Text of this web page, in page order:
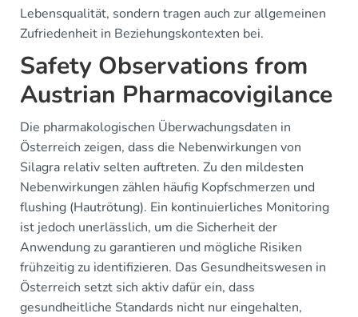
Lebensqualität, sondern tragen auch zur allgemeinen
Zufriedenheit in Beziehungskontexten bei.
Safety Observations from
Austrian Pharmacovigilance
Die pharmakologischen Überwachungsdaten in
Österreich zeigen, dass die Nebenwirkungen von
Silagra relativ selten auftreten. Zu den mildesten
Nebenwirkungen zählen häufig Kopfschmerzen und
flushing (Hautrötung). Ein kontinuierliches Monitoring
ist jedoch unerlässlich, um die Sicherheit der
Anwendung zu garantieren und mögliche Risiken
frühzeitig zu identifizieren. Das Gesundheitswesen in
Österreich setzt sich aktiv dafür ein, dass
gesundheitliche Standards nicht nur eingehalten,